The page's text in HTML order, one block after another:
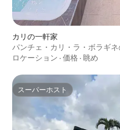
カリの一軒家
パンチェ・カリ・ラ・ボラギネ
ロケーション · 価格 · 眺め
スーパーホスト
スーパーホスト